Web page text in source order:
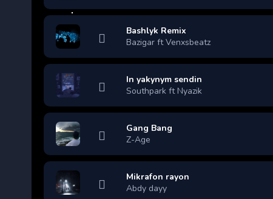
Bashlyk Remix
Bazigar ft Venxsbeatz
In yakynym sendin
Southpark ft Nyazik
Gang Bang
Z-Age
Mikrafon rayon
Abdy dayy